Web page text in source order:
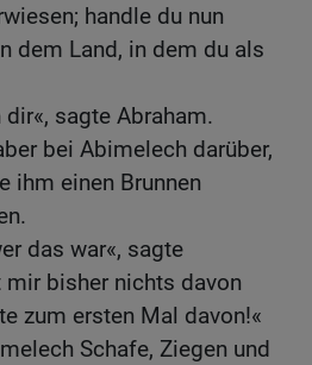
handle du nun
dem Land, in dem du als
sagte Abraham.
bei Abimelech darüber,
ihm einen Brunnen
das war«, sagte
mir bisher nichts davon
zum ersten Mal davon!«
Schafe, Ziegen und